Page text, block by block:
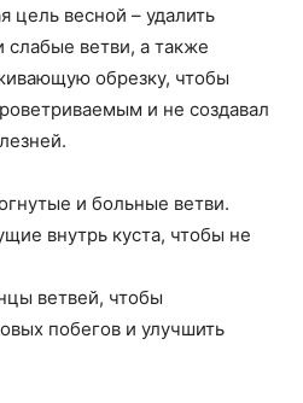
цель весной – удалить
ветви, а также
обрезку, чтобы
и не создавал
и больные ветви.
внутрь куста, чтобы не
ветвей, чтобы
побегов и улучшить